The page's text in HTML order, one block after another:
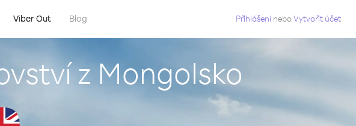
Viber Out Blog Přihlášení neboVytvořit účet
z Mongolsko